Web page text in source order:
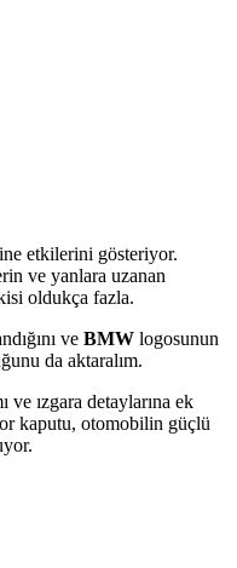
etkilerini gösteriyor.
ve yanlara uzanan
oldukça fazla.
ve BMW logosunun
da aktaralım.
ve ızgara detaylarına ek
kaputu, otomobilin güçlü